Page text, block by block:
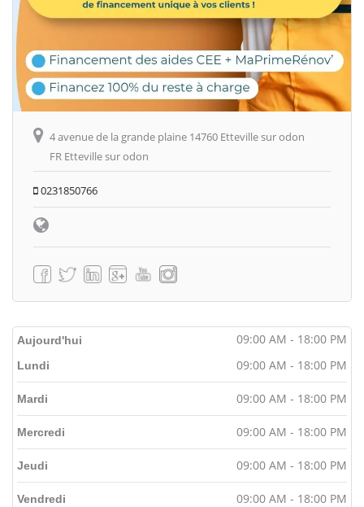
4 avenue de la grande plaine 14760 Etteville sur odon
FR Etteville sur odon
0231850766
Aujourd'hui 09:00 AM - 18:00 PM
Lundi 09:00 AM - 18:00 PM
Mardi 09:00 AM - 18:00 PM
Mercredi 09:00 AM - 18:00 PM
Jeudi 09:00 AM - 18:00 PM
Vendredi 09:00 AM - 18:00 PM